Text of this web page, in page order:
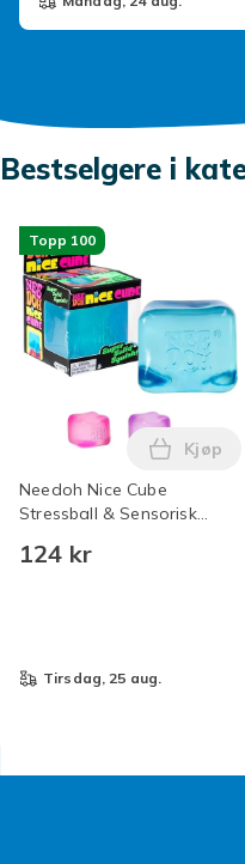
Bestselgere i
Topp 100
Needoh Nice Cube
Stressball & Sensorisk
124 kr
Legg
Kjøp
tirsdag, 25 aug.